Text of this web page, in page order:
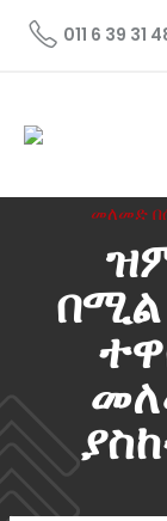
011 6 39 31
መለመድ